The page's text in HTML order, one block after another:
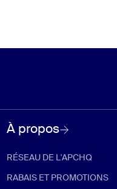
À propos
RÉSEAU DE L'APCHQ
RABAIS ET PROMOTIONS